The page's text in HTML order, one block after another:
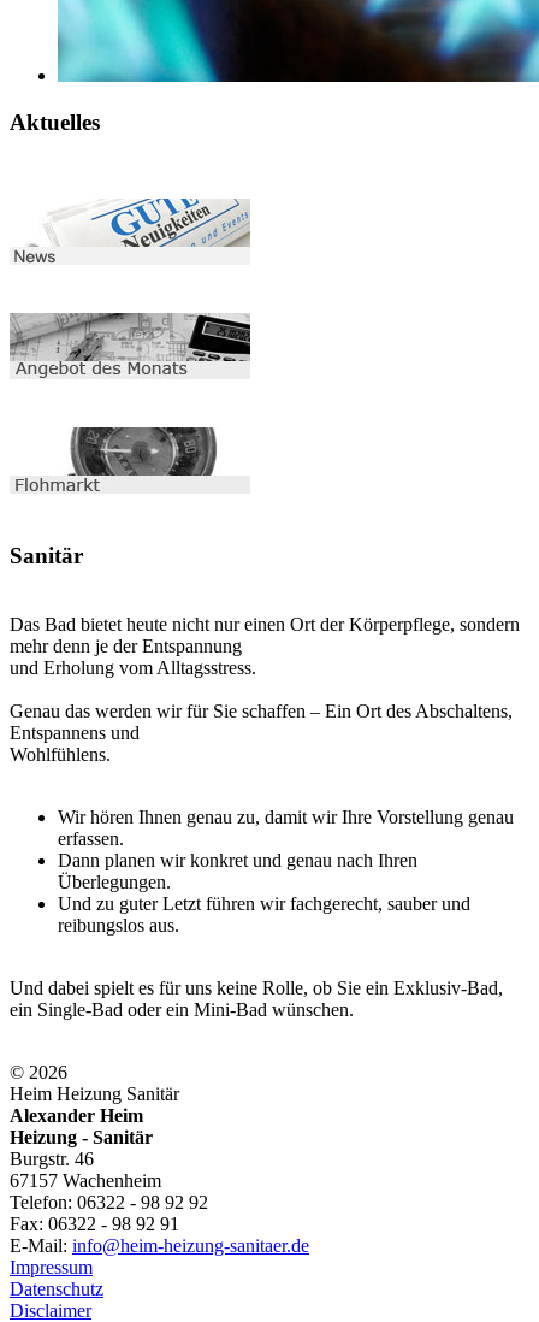
Aktuelles
Sanitär
Das Bad bietet heute nicht nur einen Ort der Körperpflege, sondern
mehr denn je der Entspannung
und Erholung vom Alltagsstress.
Genau das werden wir für Sie schaffen – Ein Ort des Abschaltens,
Entspannens und
Wohlfühlens.
Wir hören Ihnen genau zu, damit wir Ihre Vorstellung genau
erfassen.
Dann planen wir konkret und genau nach Ihren
Überlegungen.
Und zu guter Letzt führen wir fachgerecht, sauber und
reibungslos aus.
Und dabei spielt es für uns keine Rolle, ob Sie ein Exklusiv-Bad,
ein Single-Bad oder ein Mini-Bad wünschen.
© 2026
Heim Heizung Sanitär
Alexander Heim
Heizung - Sanitär
Burgstr. 46
67157 Wachenheim
Telefon: 06322 - 98 92 92
Fax: 06322 - 98 92 91
E-Mail: info@heim-heizung-sanitaer.de
Impressum
Datenschutz
Disclaimer